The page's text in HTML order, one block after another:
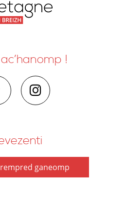
!
ganeomp